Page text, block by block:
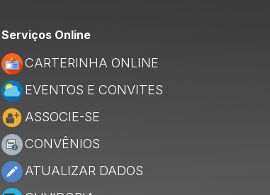
Serviços Online
CARTERINHA ONLINE
EVENTOS E CONVITES
ASSOCIE-SE
CONVÊNIOS
ATUALIZAR DADOS